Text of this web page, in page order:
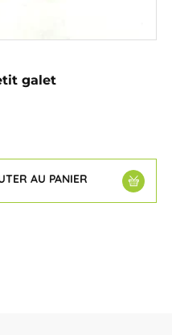
galet
AU PANIER